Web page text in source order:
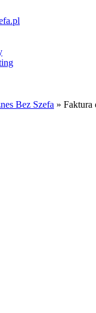
Bez Szefa » Faktura